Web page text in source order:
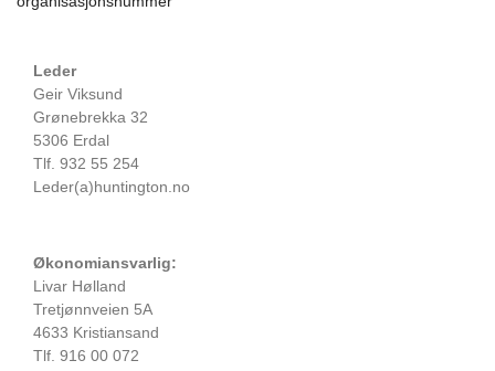
Leder
Geir Viksund
Grønebrekka 32
5306 Erdal
Tlf. 932 55 254
Leder(a)huntington.no
Økonomiansvarlig:
Livar Hølland
Tretjønnveien 5A
4633 Kristiansand
Tlf. 916 00 072